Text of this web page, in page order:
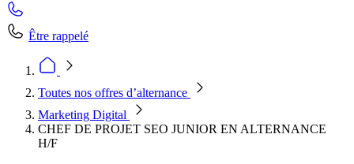
Être rappelé
Toutes nos offres d’alternance
Marketing Digital
CHEF DE PROJET SEO JUNIOR EN ALTERNANCE
H/F